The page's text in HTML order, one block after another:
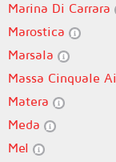
Marina Di Carrara
Marostica
Marsala
Massa Cinquale
Matera
Meda
Mel